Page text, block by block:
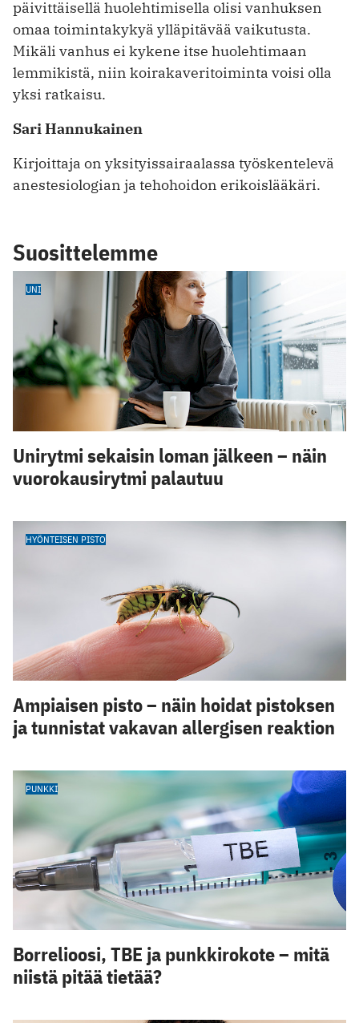
päivittäisellä huolehtimisella olisi vanhuksen
omaa toimintakykyä ylläpitävää vaikutusta.
Mikäli vanhus ei kykene itse huolehtimaan
lemmikistä, niin koirakaveritoiminta voisi olla
yksi ratkaisu.
Sari Hannukainen
Kirjoittaja on yksityissairaalassa työskentelevä
anestesiologian ja tehohoidon erikoislääkäri.
Suosittelemme
UNI
Unirytmi sekaisin loman jälkeen – näin
vuorokausirytmi palautuu
HYÖNTEISEN PISTO
Ampiaisen pisto – näin hoidat pistoksen
ja tunnistat vakavan allergisen reaktion
PUNKKI
Borrelioosi, TBE ja punkkirokote – mitä
niistä pitää tietää?